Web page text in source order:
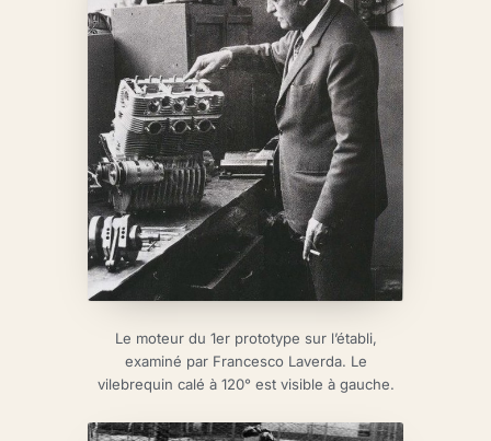
Le moteur du 1er prototype sur l’établi,
examiné par Francesco Laverda. Le
vilebrequin calé à 120° est visible à gauche.